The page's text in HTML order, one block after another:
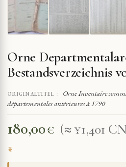
Orne
Bestandsverzeichnis
ORIGINALTITEL :
Orne Inventaire
départementales antérieures à 1790
180,00€ (≈ ¥1,401